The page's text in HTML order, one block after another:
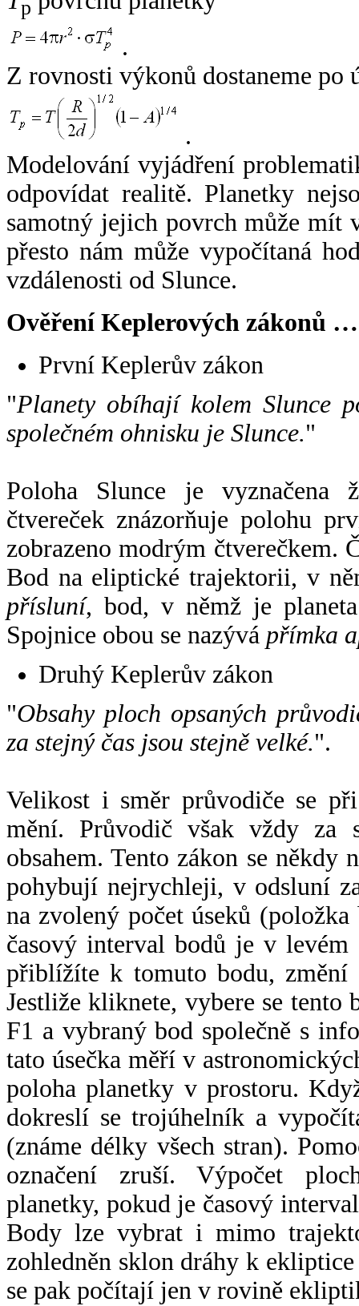
p
.
Z rovnosti výkonů dostaneme po
.
Modelování vyjádření
odpovídat realitě. Planetky
samotný jejich povrch může mít
přesto nám může vypočítaná
vzdálenosti od Slunce.
Ověření Keplerových zákonů …
První Keplerův zákon
"Planety obíhají kolem Slunce
společném ohnisku je Slunce."
Poloha Slunce je vyznačena
čtvereček znázorňuje polohu
zobrazeno modrým čtverečkem.
Bod na eliptické trajektorii, v
přísluní, bod, v němž je
Spojnice obou se nazývá přímka
Druhý Keplerův zákon
"Obsahy ploch opsaných
za stejný čas jsou stejně velké.".
Velikost i směr průvodiče se
mění. Průvodič však vždy za
obsahem. Tento zákon se někdy
pohybují nejrychleji, v odsluní
na zvolený počet úseků
časový interval bodů je v
přiblížíte k tomuto bodu,
Jestliže kliknete, vybere se tento
F1 a vybraný bod společně s
tato úsečka měří v
poloha planetky v prostoru.
dokreslí se trojúhelník a
(známe délky všech stran).
označení zruší. Výpočet
planetky, pokud je časový
Body lze vybrat i mimo
zohledněn sklon dráhy k
se pak počítají jen v rovině